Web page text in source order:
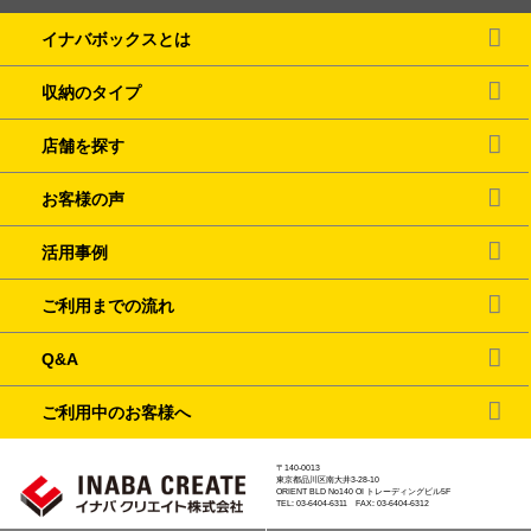
イナバボックスとは
収納のタイプ
店舗を探す
お客様の声
活用事例
ご利用までの流れ
Q&A
ご利用中のお客様へ
〒140-0013
東京都品川区南大井3-28-10
ORIENT BLD No140 OI トレーディングビル5F
TEL: 03-6404-6311 FAX: 03-6404-6312